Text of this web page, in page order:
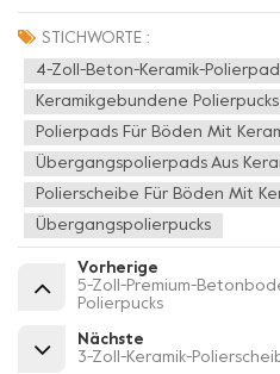
STICHWORTE :
4-Zoll-Beton-Keramik-Polierpad
Keramikgebundene Polierpucks
Polierpads Für Böden Mit
Übergangspolierpads Aus
Polierscheibe Für Böden Mit
Übergangspolierpucks
Vorherige
5-Zoll-Premium-
Polierpucks
Nächste
3-Zoll-Keramik-